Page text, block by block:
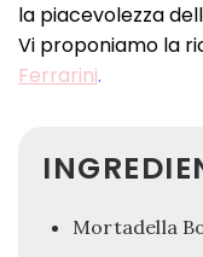
la piacevolezza
Vi proponiamo la
Ferrarini.
Mortadella